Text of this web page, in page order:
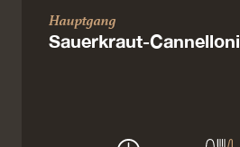
Hauptgang
Sauerkraut-Cannelloni